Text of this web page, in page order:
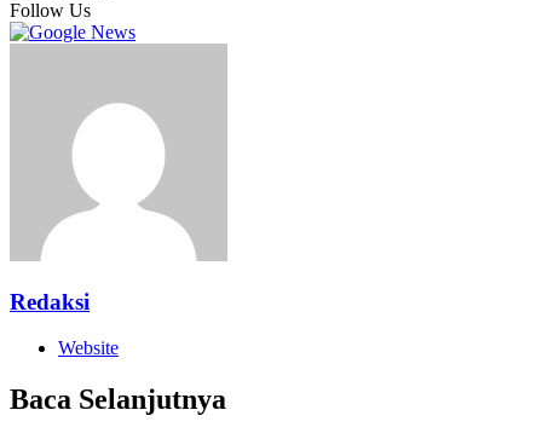
Follow Us
Redaksi
Website
Baca Selanjutnya